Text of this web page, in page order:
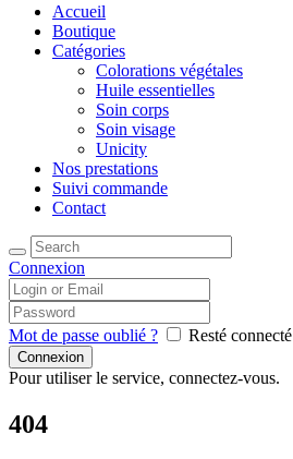
Accueil
Boutique
Catégories
Colorations végétales
Huile essentielles
Soin corps
Soin visage
Unicity
Nos prestations
Suivi commande
Contact
Connexion
Mot de passe oublié ? Resté connecté
Pour utiliser le service, connectez-vous.
404